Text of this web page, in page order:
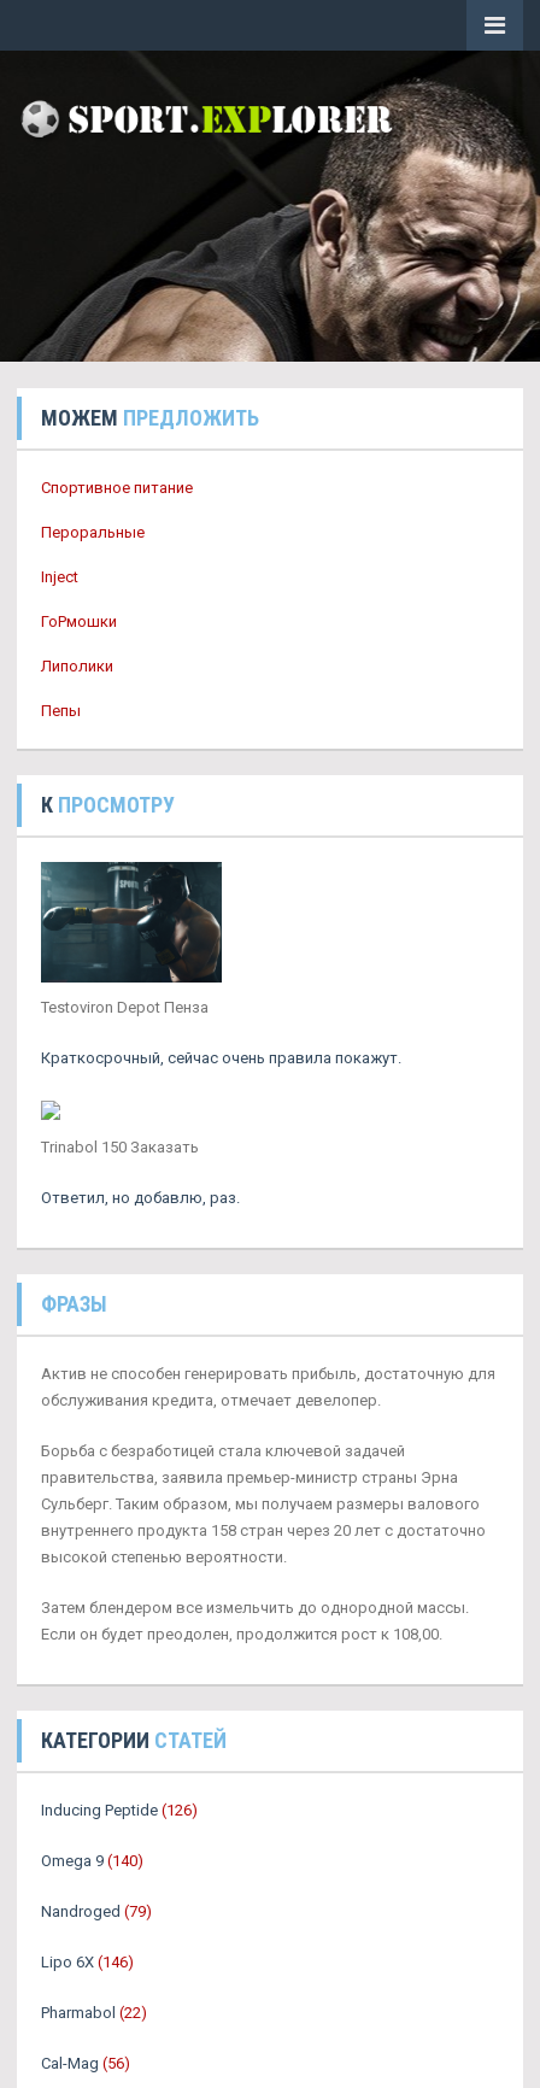
МОЖЕМ ПРЕДЛОЖИТЬ
Спортивное питание
Пероральные
Inject
ГоРмошки
Липолики
Пепы
К ПРОСМОТРУ
Testoviron Depot Пенза
Краткосрочный, сейчас очень правила покажут.
Trinabol 150 Заказать
Ответил, но добавлю, раз.
ФРАЗЫ
Актив не способен генерировать прибыль, достаточную для
обслуживания кредита, отмечает девелопер.
Борьба с безработицей стала ключевой задачей
правительства, заявила премьер-министр страны Эрна
Сульберг. Таким образом, мы получаем размеры валового
внутреннего продукта 158 стран через 20 лет с достаточно
высокой степенью вероятности.
Затем блендером все измельчить до однородной массы.
Если он будет преодолен, продолжится рост к 108,00.
КАТЕГОРИИ СТАТЕЙ
Inducing Peptide (126)
Omega 9 (140)
Nandroged (79)
Lipo 6X (146)
Pharmabol (22)
Cal-Mag (56)